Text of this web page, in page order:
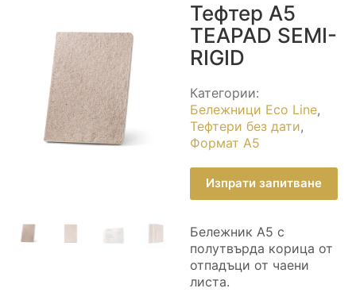
Тефтер A5
TEAPAD SEMI-
RIGID
Категории:
Бележници Eco Line,
Тефтери без дати,
Формат А5
Изпрати запитване
Бележник А5 с
полутвърда корица от
отпадъци от чаени
листа.